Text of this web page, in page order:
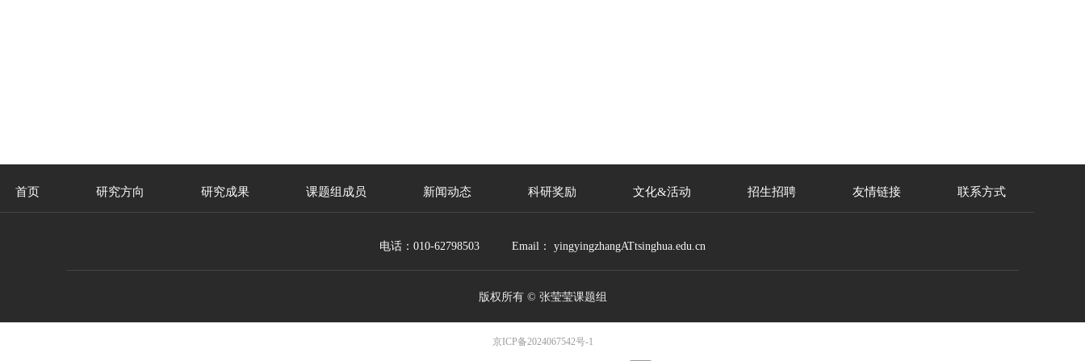
版权所有 © 张莹莹课题组
电话：010-62798503 Email： yingyingzhangATtsinghua.edu.cn
首页 研究方向 研究成果 课题组成员 新闻动态 科研奖励 文化&活动 招生招聘 友情链接 联系方式
京ICP备2024067542号-1